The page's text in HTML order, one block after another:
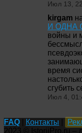
Июл 13,
kirgam
И ОДНА
войны и
время
сгубить
Июл 4,
FAQ Контакты